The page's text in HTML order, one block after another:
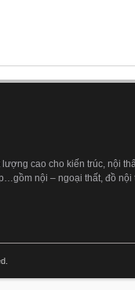
cao cho kiến trúc, nội
nội – ngoại thất, đồ nội